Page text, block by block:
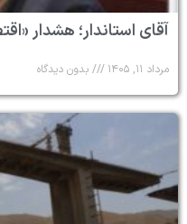
آقای استاندار؛ هشدار
مرداد ۱۱, ۱۴۰۵ بدون دیدگاه